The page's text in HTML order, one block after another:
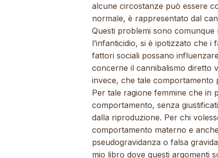
alcune circostanze può essere
normale, è rappresentato dal
Questi problemi sono
l’infanticidio, si è ipotizzato che
fattori sociali possano
concerne il cannibalismo diretto
invece, che tale comportamento
Per tale ragione femmine che in
comportamento, senza
dalla riproduzione. Per chi
comportamento materno e
pseudogravidanza o falsa
mio libro dove questi argomenti